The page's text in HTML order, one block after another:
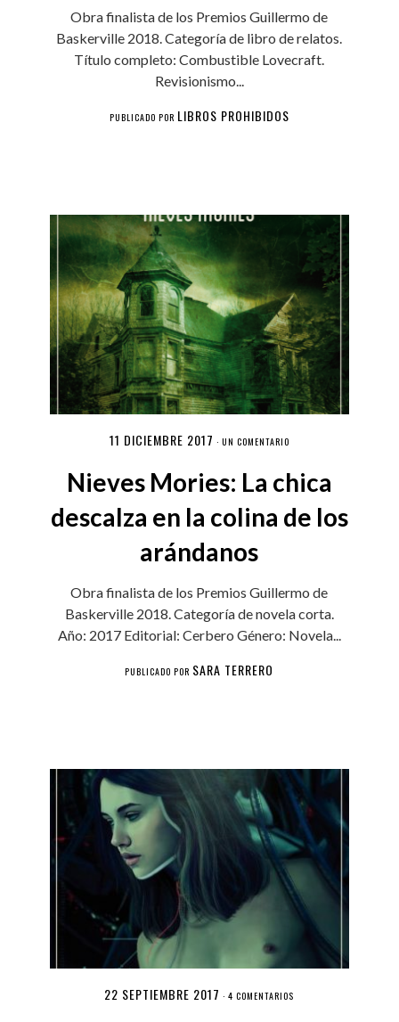
Obra finalista de los Premios Guillermo de
Baskerville 2018. Categoría de libro de relatos.
Título completo: Combustible Lovecraft.
Revisionismo...
PUBLICADO POR LIBROS PROHIBIDOS
11 DICIEMBRE 2017 · UN COMENTARIO
Nieves Mories: La chica
descalza en la colina de los
arándanos
Obra finalista de los Premios Guillermo de
Baskerville 2018. Categoría de novela corta.
Año: 2017 Editorial: Cerbero Género: Novela...
PUBLICADO POR SARA TERRERO
22 SEPTIEMBRE 2017 ·4 COMENTARIOS